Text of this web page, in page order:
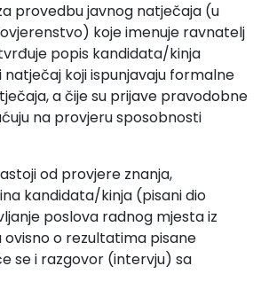
provedbu javnog natječaja (u
koje imenuje ravnatelj
popis kandidata/kinja
natječaj koji ispunjavaju formalne
a čije su prijave pravodobne
na provjeru sposobnosti
od provjere znanja,
kandidata/kinja (pisani dio
poslova radnog mjesta iz
ovisno o rezultatima pisane
se i razgovor (intervju) sa